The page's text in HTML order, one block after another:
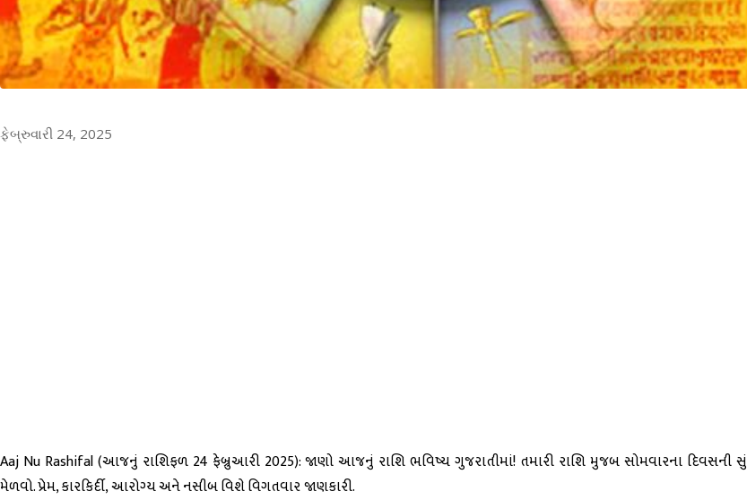
ફેબ્રુવારી 24, 2025
Aaj Nu Rashifal (આજનું રાશિફળ 24 ફેબ્રુઆરી 2025): જાણો આજનું રાશિ ભવિષ્ય ગુજરાતીમાં! તમારી રાશિ મુજબ સોમવારના દિવસની
મેળવો. પ્રેમ, કારકિર્દી, આરોગ્ય અને નસીબ વિશે વિગતવાર જાણકારી.